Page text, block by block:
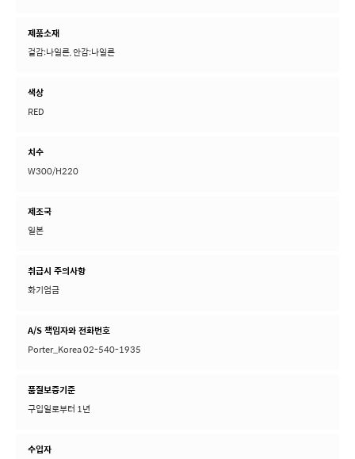
제품소재
겉감:나일론, 안감:나일론
색상
RED
치수
W300/H220
제조국
일본
취급시 주의사항
화기엄금
A/S 책임자와 전화번호
Porter_Korea 02-540-1935
품질보증기준
구입일로부터 1년
수입자